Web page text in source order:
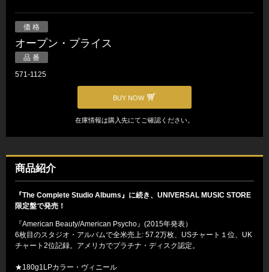
価 格
オープン・プライス
品 番
571-1125
BUY NOW
在庫情報は購入先にてご確認ください。
商品紹介
『The Complete Studio Albums』に続き、UNIVERSAL MUSIC STORE
限定盤で発売！
『American Beauty/American Psycho』(2015年発表）
6枚目のスタジオ・アルバムで全米売上: 57.2万枚、USチャート１位、UK
チャート2位記録。アメリカでプラチナ・ディスク認定。
★180g1LPカラー・ヴィニール